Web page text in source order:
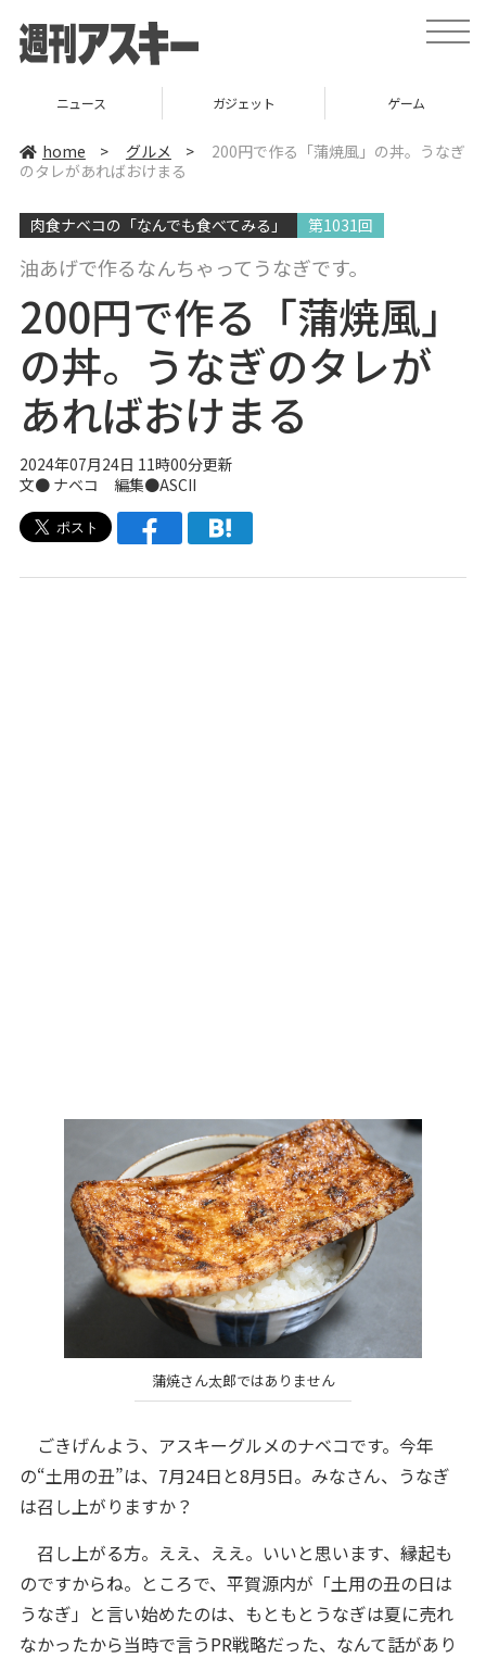
t
o
v
ニュース ガジェット ゲーム
home > グルメ >
200円で作る「蒲焼風」の丼。うなぎ
のタレがあればおけまる
肉食ナベコの「なんでも食べてみる」 第1031回
油あげで作るなんちゃってうなぎです。
200円で作る「蒲焼風」
の丼。うなぎのタレが
あればおけまる
2024年07月24日 11時00分更新
文● ナベコ 編集●ASCII
蒲焼さん太郎ではありません
ごきげんよう、アスキーグルメのナベコです。今年
の“土用の丑”は、7月24日と8月5日。みなさん、うなぎ
は召し上がりますか？
召し上がる方。ええ、ええ。いいと思います、縁起も
のですからね。ところで、平賀源内が「土用の丑の日は
うなぎ」と言い始めたのは、もともとうなぎは夏に売れ
なかったから当時で言うPR戦略だった、なんて話があり